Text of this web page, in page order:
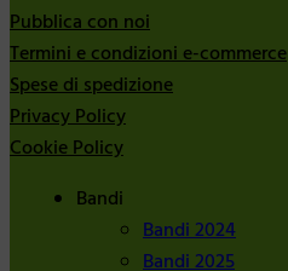
Pubblica con noi
Termini e condizioni e-commerce
Spese di spedizione
Privacy Policy
Cookie Policy
Bandi
Bandi 2024
Bandi 2025